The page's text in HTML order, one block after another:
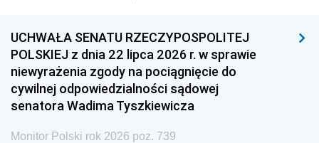
UCHWAŁA SENATU RZECZYPOSPOLITEJ
POLSKIEJ z dnia 22 lipca 2026 r. w sprawie
niewyrażenia zgody na pociągnięcie do
cywilnej odpowiedzialności sądowej
senatora Wadima Tyszkiewicza
Monitor Polski rok 2026 poz. 739